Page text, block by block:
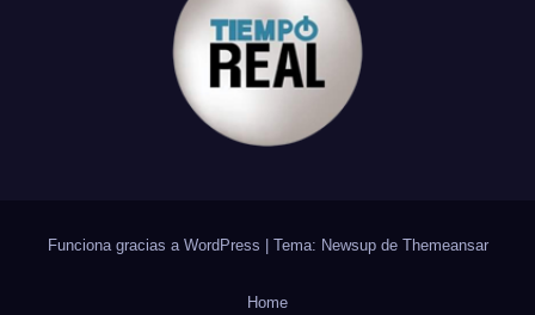
Funciona gracias a WordPress Tema: Newsup de Themeansar
Home